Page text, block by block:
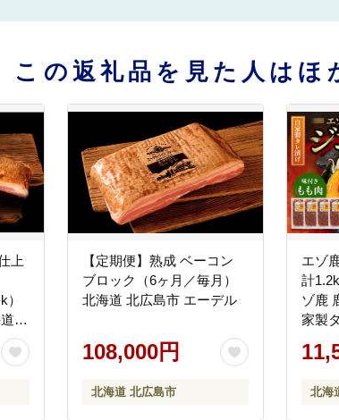
この返礼品を見た人はほ
上
【定期便】熟成 ベーコン
ブロック（6ヶ月／毎月）
北海道 北広島市 エーデル
108,000円
北海道 北広島市
エゾ
計
ゾ鹿
家製
ーカ
市
北海